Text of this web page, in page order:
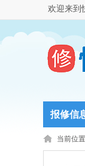
欢迎来到
报修信
当前位置